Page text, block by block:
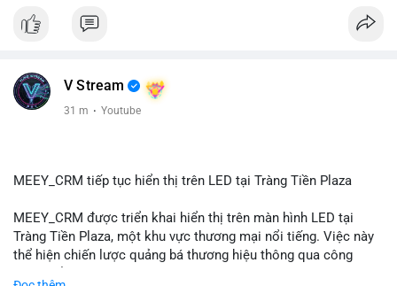
V Stream
31 m · Youtube
MEEY_CRM tiếp tục hiển thị trên LED tại Tràng Tiền Plaza
MEEY_CRM được triển khai hiển thị trên màn hình LED tại
Tràng Tiền Plaza, một khu vực thương mại nổi tiếng. Việc này
thể hiện chiến lược quảng bá thương hiệu thông qua công